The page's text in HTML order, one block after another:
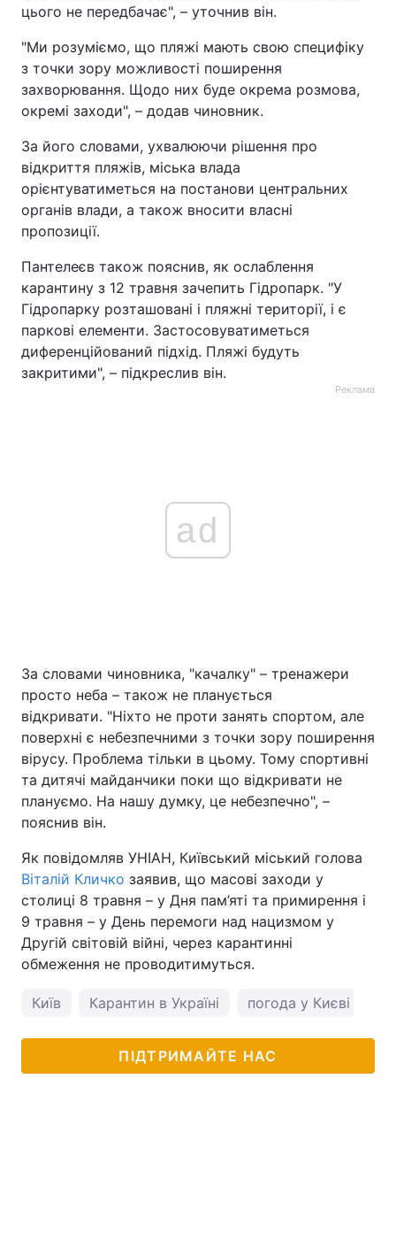
цього не передбачає", – уточнив він.
"Ми розуміємо, що пляжі мають свою специфіку
з точки зору можливості поширення
захворювання. Щодо них буде окрема розмова,
окремі заходи", – додав чиновник.
За його словами, ухвалюючи рішення про
відкриття пляжів, міська влада
орієнтуватиметься на постанови центральних
органів влади, а також вносити власні
пропозиції.
Пантелеєв також пояснив, як ослаблення
карантину з 12 травня зачепить Гідропарк. "У
Гідропарку розташовані і пляжні території, і є
паркові елементи. Застосовуватиметься
диференційований підхід. Пляжі будуть
закритими", – підкреслив він.
Реклама
ad
За словами чиновника, "качалку" – тренажери
просто неба – також не планується
відкривати. "Ніхто не проти занять спортом, але
поверхні є небезпечними з точки зору поширення
вірусу. Проблема тільки в цьому. Тому спортивні
та дитячі майданчики поки що відкривати не
плануємо. На нашу думку, це небезпечно", –
пояснив він.
Як повідомляв УНІАН, Київський міський голова
Віталій Кличко заявив, що масові заходи у
столиці 8 травня – у Дня пам’яті та примирення і
9 травня – у День перемоги над нацизмом у
Другій світовій війні, через карантинні
обмеження не проводитимуться.
Київ Карантин в Україні погода у Києві
ПІДТРИМАЙТЕ НАС